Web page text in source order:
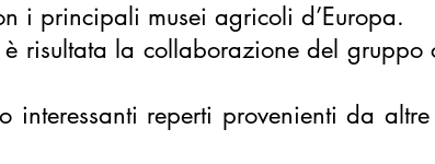
i principali musei agricoli d’Europa.
risultata la collaborazione del gruppo
reperti provenienti da